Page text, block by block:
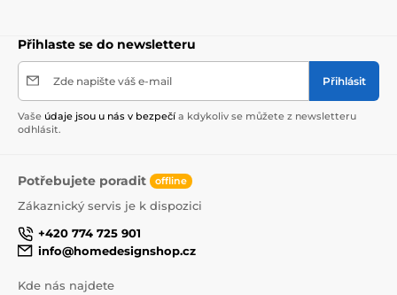
Přihlaste se do newsletteru
Zde napište váš e-mail Přihlásit
Vaše údaje jsou u nás v bezpečí a kdykoliv se můžete z newsletteru
odhlásit.
Potřebujete poradit offline
Zákaznický servis je k dispozici
+420 774 725 901
info@homedesignshop.cz
Kde nás najdete